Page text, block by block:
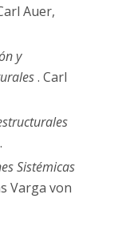
Auer,
y
. Carl
Sistémicas
Varga von